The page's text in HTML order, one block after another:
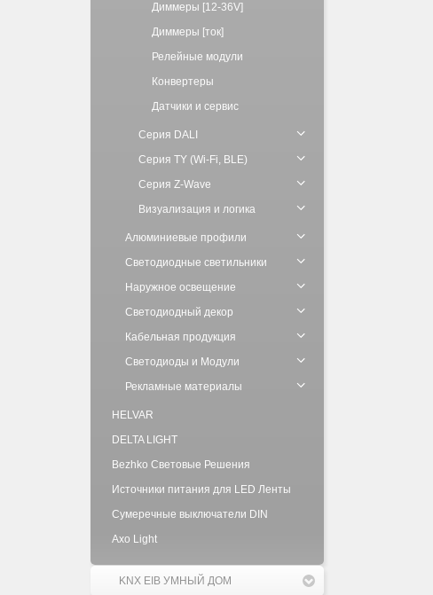
Диммеры [12-36V]
Диммеры [ток]
Релейные модули
Конвертеры
Датчики и сервис
Серия DALI
Серия TY (Wi-Fi, BLE)
Серия Z-Wave
Визуализация и логика
Алюминиевые профили
Светодиодные светильники
Наружное освещение
Светодиодный декор
Кабельная продукция
Светодиоды и Модули
Рекламные материалы
HELVAR
DELTA LIGHT
Bezhko Световые Решения
Источники питания для LED Ленты
Сумеречные выключатели DIN
Axo Light
KNX EIB УМНЫЙ ДОМ